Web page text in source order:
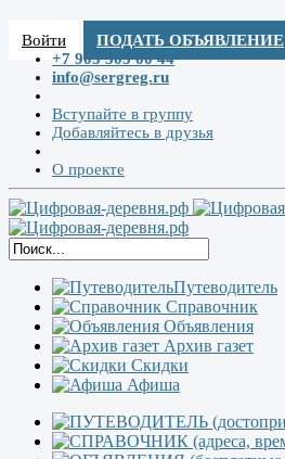
Войти ПОДАТЬ ОБЪЯВЛЕНИЕ
+7 903 303 00 44
info@sergreg.ru
Вступайте в группу
Добавляйтесь в друзья
О проекте
Путеводитель
Справочник
Объявления
Архив газет
Скидки
Афиша